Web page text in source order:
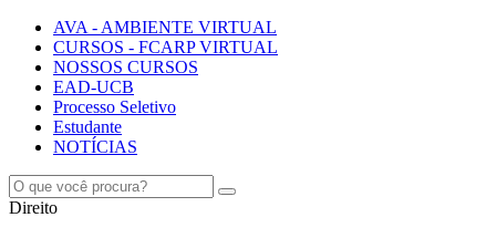
AVA - AMBIENTE VIRTUAL
CURSOS - FCARP VIRTUAL
NOSSOS CURSOS
EAD-UCB
Processo Seletivo
Estudante
NOTÍCIAS
Direito